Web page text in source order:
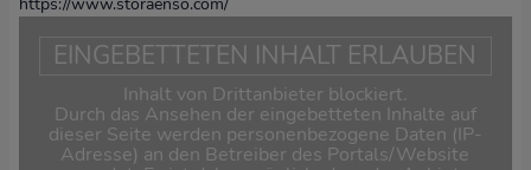
EINGEBETTETEN INHALT ERLAUBEN
Inhalt von Drittanbieter blockiert.
Durch das Ansehen der eingebetteten Inhalte auf
dieser Seite werden personenbezogene Daten (IP-
Adresse) an den Betreiber des Portals/Website